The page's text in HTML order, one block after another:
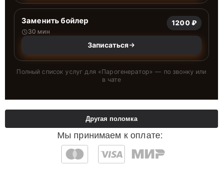
Заменить бойлер
30 мин
1200 ₽
Записаться
Полный список услуг для «Парогенератор» — по звонку или
в чате
Мы принимаем к оплате:
Другая поломка